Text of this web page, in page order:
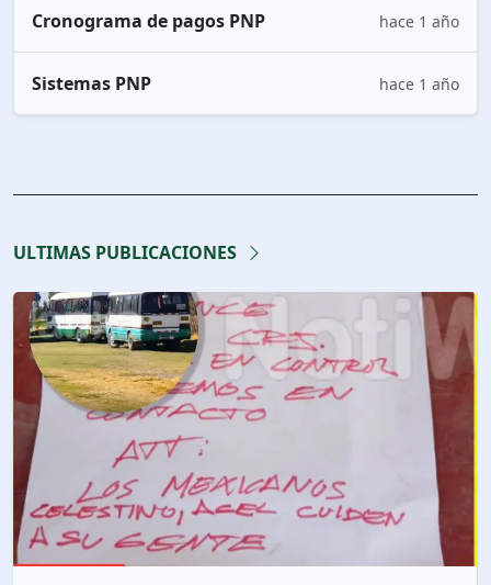
Cronograma de pagos PNP hace 1 año
Sistemas PNP hace 1 año
ULTIMAS PUBLICACIONES